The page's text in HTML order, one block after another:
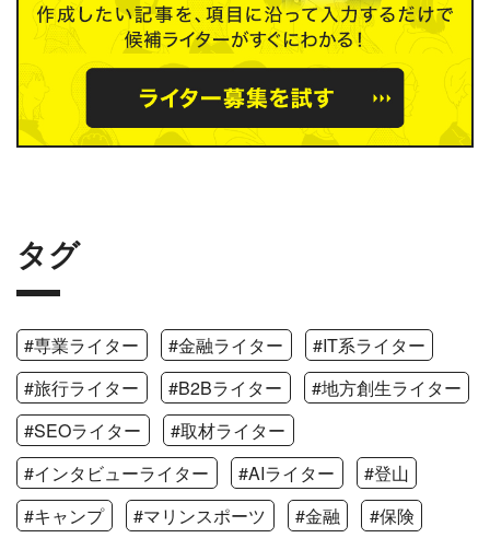
タグ
#専業ライター #金融ライター
#IT系ライター
#旅行ライター
#B2Bライター
#地方創生ライター
#SEOライター
#取材ライター
#インタビューライター
#AIライター
#登山
#キャンプ
#マリンスポーツ #金融 #保険